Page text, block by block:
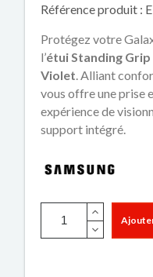
Référence produit :
Protégez votre
l’étui Standing Grip
Violet. Alliant
vous offre une prise
expérience de
support intégré.